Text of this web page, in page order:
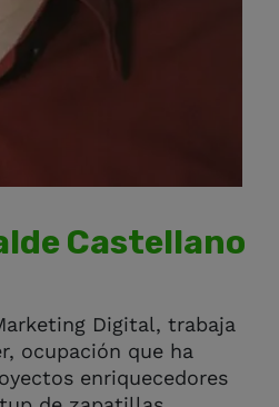
Castellano
Digital, trabaja
ocupación que ha
enriquecedores